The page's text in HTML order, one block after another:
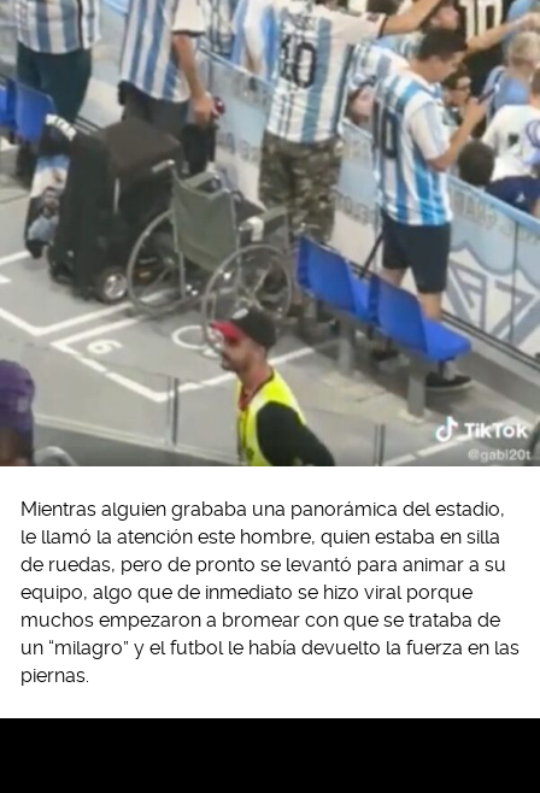
Mientras alguien grababa una panorámica del estadio,
le llamó la atención este hombre, quien estaba en silla
de ruedas, pero de pronto se levantó para animar a su
equipo, algo que de inmediato se hizo viral porque
muchos empezaron a bromear con que se trataba de
un “milagro” y el futbol le había devuelto la fuerza en las
piernas.